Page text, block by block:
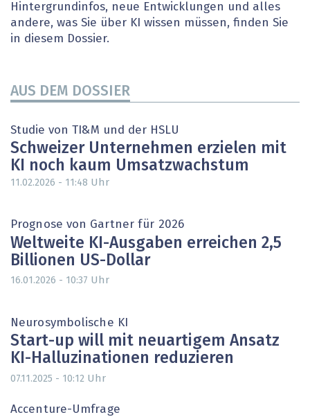
Hintergrundinfos, neue Entwicklungen und alles
andere, was Sie über KI wissen müssen, finden Sie
in diesem Dossier.
AUS DEM DOSSIER
Studie von TI&M und der HSLU
Schweizer Unternehmen erzielen mit
KI noch kaum Umsatzwachstum
11.02.2026 - 11:48 Uhr
Prognose von Gartner für 2026
Weltweite KI-Ausgaben erreichen 2,5
Billionen US-Dollar
16.01.2026 - 10:37 Uhr
Neurosymbolische KI
Start-up will mit neuartigem Ansatz
KI-Halluzinationen reduzieren
07.11.2025 - 10:12 Uhr
Accenture-Umfrage